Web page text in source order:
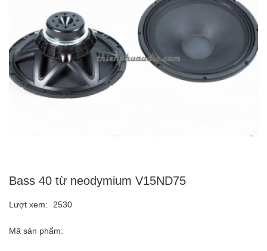
Bass 40 từ neodymium V15ND75
Lượt xem: 2530
Mã sản phẩm: